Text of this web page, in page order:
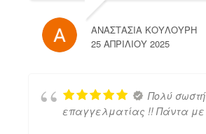
ΑΝΑΣΤΑΣΙΑ ΚΟΥΛΟΥΡΗ
25 ΑΠΡΙΛΊΟΥ 2025
Πολύ σωστή
επαγγελματίας !! Πάντα με